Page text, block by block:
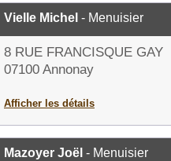
Vielle Michel - Menuisier
8 RUE FRANCISQUE GAY
07100 Annonay
Afficher les détails
Mazoyer Joël - Menuisier